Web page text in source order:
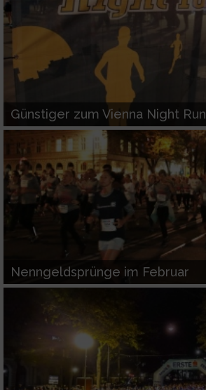
Günstiger zum Vienna Night Run
Nenngeldsprünge im Februar